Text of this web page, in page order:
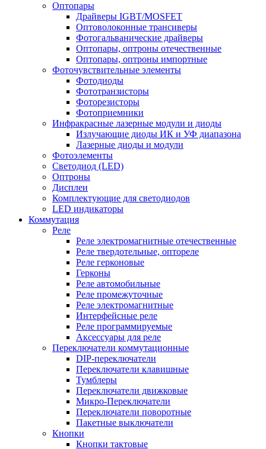
Оптопары
Драйверы IGBT/MOSFET
Оптоволоконные трансиверы
Фотогальванические драйверы
Оптопары, оптроны отечественные
Оптопары, оптроны импортные
Фоточувствительные элементы
Фотодиоды
Фототранзисторы
Фоторезисторы
Фотоприемники
Инфракрасные лазерные модули и диоды
Излучающие диоды ИК и УФ диапазона
Лазерные диоды и модули
Фотоэлементы
Светодиод (LED)
Оптроны
Дисплеи
Комплектующие для светодиодов
LED индикаторы
Коммутация
Реле
Реле электромагнитные отечественные
Реле твердотельные, оптореле
Реле герконовые
Герконы
Реле автомобильные
Реле промежуточные
Реле электромагнитные
Интерфейсные реле
Реле программируемые
Аксессуары для реле
Переключатели коммутационные
DIP-переключатели
Переключатели клавишные
Тумблеры
Переключатели движковые
Микро-Переключатели
Переключатели поворотные
Пакетные выключатели
Кнопки
Кнопки тактовые